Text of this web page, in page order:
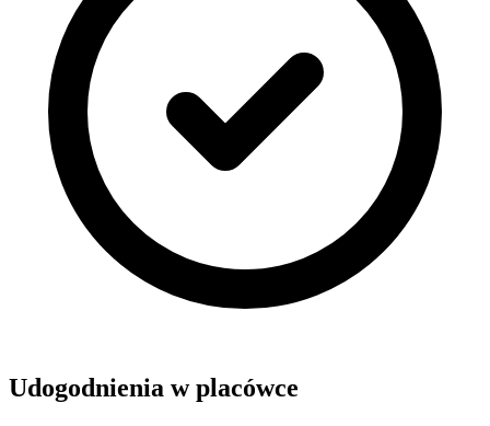
Udogodnienia w placówce